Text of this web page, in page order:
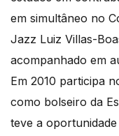
em simultâneo no
Jazz Luiz Villas-
acompanhado em
Em 2010 participa
como bolseiro da
teve a